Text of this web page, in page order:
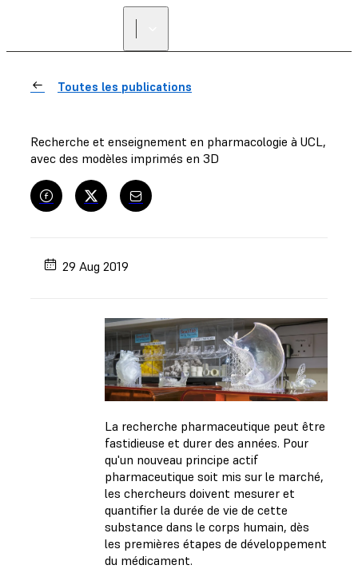
Toutes les publications
Recherche et enseignement en pharmacologie à UCL,
avec des modèles imprimés en 3D
29 Aug 2019
La recherche pharmaceutique peut être
fastidieuse et durer des années. Pour
qu'un nouveau principe actif
pharmaceutique soit mis sur le marché,
les chercheurs doivent mesurer et
quantifier la durée de vie de cette
substance dans le corps humain, dès
les premières étapes de développement
du médicament.